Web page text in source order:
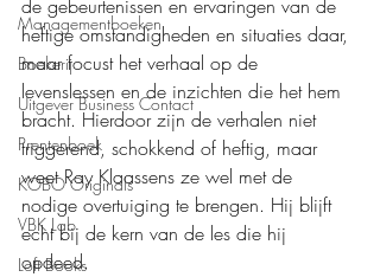
Managementboeken
Boekerij
Uitgever Business Contact
Prentenboek
KOBO Originals
VBK Lab
Loft Books
de gebeurtenissen en ervaringen van de
heftige omstandigheden en situaties daar,
maar focust het verhaal op de
levenslessen en de inzichten die het hem
bracht. Hierdoor zijn de verhalen niet
triggerend, schokkend of heftig, maar
weet Ray Klaassens ze wel met de
nodige overtuiging te brengen. Hij blijft
echt bij de kern van de les die hij
opdeed.